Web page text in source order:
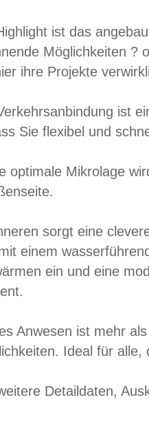
ist das
Möglichkeiten ?
ihre Projekte
ist
Sie flexibel und
optimale Mikrolage
sorgt eine
einem
ein und eine
Anwesen ist mehr
Ideal für alle,
Detaildaten,